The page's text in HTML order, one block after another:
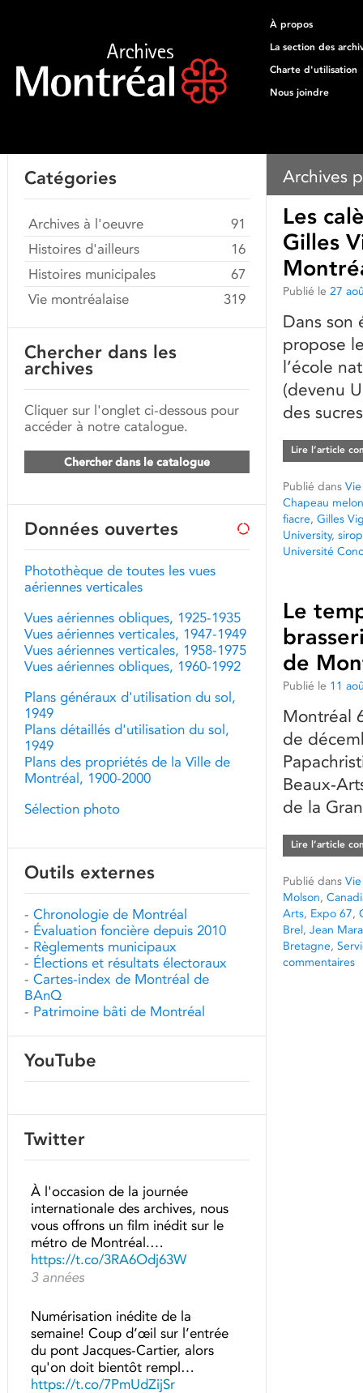
À propos
La section des
Charte d'utilisation
Nous joindre
Archives
Les
Gilles
Publié le 27
Dans son
propose
l’école
(devenu
des
Lire l’article
Publié dans
Chapeau
fiacre, Gilles
University,
Université
Le
de
Publié le 11
Montréal
de
Beaux-
de la
Lire l’article
Publié dans
Molson,
Arts, Expo 67,
Brel, Jean
Bretagne,
commentaires
Catégories
Archives à l'oeuvre
91
Histoires d'ailleurs
16
Histoires municipales
67
Vie montréalaise
319
Chercher dans les
archives
Cliquer sur l'onglet ci-dessous pour
accéder à notre catalogue.
Chercher dans le catalogue
Données ouvertes
Photothèque de toutes les vues
aériennes verticales
Vues aériennes obliques, 1925-1935
Vues aériennes verticales, 1947-1949
Vues aériennes verticales, 1958-1975
Vues aériennes obliques, 1960-1992
Plans généraux d'utilisation du sol,
1949
Plans détaillés d'utilisation du sol,
1949
Plans des propriétés de la Ville de
Montréal, 1900-2000
Sélection photo
Outils externes
- Chronologie de Montréal
- Évaluation foncière depuis 2010
- Règlements municipaux
- Élections et résultats électoraux
- Cartes-index de Montréal de
BAnQ
- Patrimoine bâti de Montréal
YouTube
Twitter
À l'occasion de la journée
internationale des archives, nous
vous offrons un film inédit sur le
métro de Montréal.…
https://t.co/3RA6Odj63W
3 années
Numérisation inédite de la
semaine! Coup d’œil sur l’entrée
du pont Jacques-Cartier, alors
qu'on doit bientôt rempl…
https://t.co/7PmUdZijSr